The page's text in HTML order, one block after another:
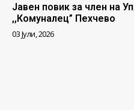
Јавен повик за член на
,,Комуналец” Пехчево
03 Јули, 2026